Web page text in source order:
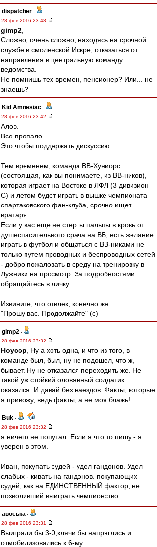
dispatcher -
28 фев 2016 23:48
gimp2
Сложно, очень сложно, находясь на срочной
службе в смоленской Искре, отказаться от
направления в центральную команду
ведомства.
Не помнишь тех времен, пенсионер? Или... не
знаешь?
Kid Amnesiac -
28 фев 2016 23:42
Алоэ.
Все пропало.
Это чтобы поддержать дискуссию.
Тем временем, команда ВВ-Хуниорс
(состоящая, как вы понимаете, из ВВ-ников),
которая играет на Востоке в ЛФЛ (3 дивизион
С) и летом будет играть в вышке чемпионата
спартаковского фан-клуба, срочно ищет
вратаря.
Если у вас еще не стерты пальцы в кровь от
душеспасительного срача на ВВ, есть желание
играть в футбол и общаться с ВВ-никами не
только путем проводных и беспроводных сетей
- добро пожаловать в среду на тренировку в
Лужники на просмотр. За подробностями
обращайтесь в личку.
Извините, что отвлек, конечно же.
"Прошу вас. Продолжайте" (с)
gimp2 -
28 фев 2016 23:32
Ноусэр , Ну а хоть одна, и что из того, в
команде был, был, ну не подошел, что ж,
бывает. Ну не отказался переходить же. Не
такой уж стойкий оловянный солдатик
оказался. И давай без наездов. Факты, которые
я привожу, ведь факты, а не моя блажь!
Buk -
28 фев 2016 23:32
я ничего не попутал. Если я что то пишу - я
уверен в этом.
Иван, покупать судей - удел гандонов. Удел
слабых - кивать на гандонов, покупающих
судей, как на ЕДИНСТВЕННЫЙ фактор, не
позволивший выиграть чемпионство.
авоська -
28 фев 2016 23:31
Выиграли бы 3-0,клячи бы напряглись и
отмобилизовались к 6-му.